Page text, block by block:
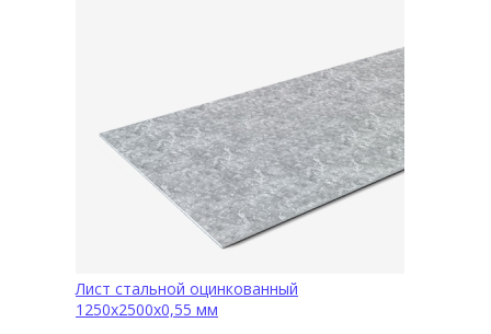
Лист стальной оцинкованный
1250х2500х0,55 мм